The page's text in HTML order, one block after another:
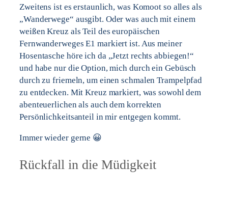
Zweitens ist es erstaunlich, was Komoot so alles als
„Wanderwege“ ausgibt. Oder was auch mit einem
weißen Kreuz als Teil des europäischen
Fernwanderweges E1 markiert ist. Aus meiner
Hosentasche höre ich da „Jetzt rechts abbiegen!“
und habe nur die Option, mich durch ein Gebüsch
durch zu friemeln, um einen schmalen Trampelpfad
zu entdecken. Mit Kreuz markiert, was sowohl dem
abenteuerlichen als auch dem korrekten
Persönlichkeitsanteil in mir entgegen kommt.
Immer wieder gerne 😀
Rückfall in die Müdigkeit